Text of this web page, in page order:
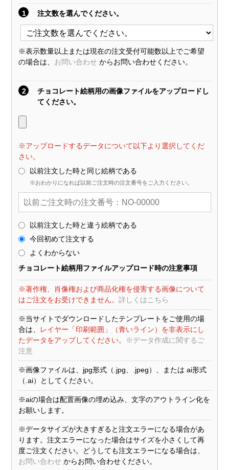
1 注文数を選んでください。
※表示数量以上または現在の注文受付可能数以上でご希望
の場合は、 お問い合わせ からお問い合わせください。
2
チョコレート絵柄用の画像ファイルをアップロードし
てください。
※アップロードするデータについて以下より選択してくだ
さい。
以前注文した時と同じ絵柄である
※おわかりになれば以前ご注文時の注文番号をご入力ください。
以前注文した時と違う絵柄である
今回初めて注文する
よくわからない
チョコレート絵柄用ファイルアップロード時の注意事項
※著作権、肖像権および商品化権を侵害する画像について
はご注文をお受けできません。 詳しくはこちら
※当サイトでダウンロードしたテンプレートをご使用の場
合は、
レイヤー「印刷範囲」（青いライン）を非表示にし
たデータをアップしてください。
※データ作成に関するご
注意
※画像ファイルは、jpg形式（.jpg、.jpeg）、または ai形式
（.ai）としてください。
※aiの場合は配置画像の埋め込み、文字のアウトライン化を
お願いします。
※データサイズが大きすぎると注文エラーになる場合があ
ります。注文エラーになった場合はサイズを小さくして再
度ご注文ください。どうしても注文エラーになる場合は、
お問い合わせ からお問い合わせください。